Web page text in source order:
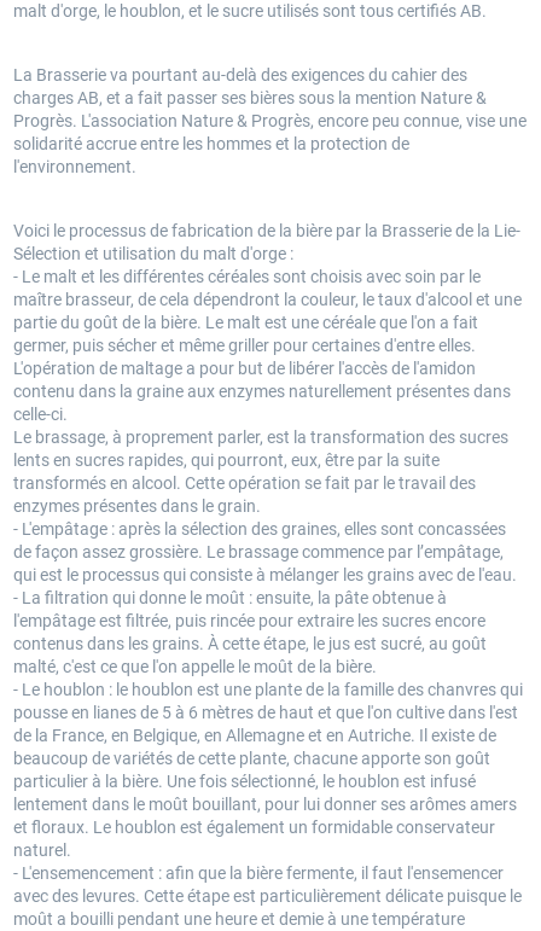
malt d'orge, le houblon, et le sucre utilisés sont tous certifiés AB.
La Brasserie va pourtant au-delà des exigences du cahier des
charges AB, et a fait passer ses bières sous la mention Nature &
Progrès. L'association Nature & Progrès, encore peu connue, vise une
solidarité accrue entre les hommes et la protection de
l'environnement.
Voici le processus de fabrication de la bière par la Brasserie de la Lie-
Sélection et utilisation du malt d'orge :
- Le malt et les différentes céréales sont choisis avec soin par le
maître brasseur, de cela dépendront la couleur, le taux d'alcool et une
partie du goût de la bière. Le malt est une céréale que l'on a fait
germer, puis sécher et même griller pour certaines d'entre elles.
L'opération de maltage a pour but de libérer l'accès de l'amidon
contenu dans la graine aux enzymes naturellement présentes dans
celle-ci.
Le brassage, à proprement parler, est la transformation des sucres
lents en sucres rapides, qui pourront, eux, être par la suite
transformés en alcool. Cette opération se fait par le travail des
enzymes présentes dans le grain.
- L'empâtage : après la sélection des graines, elles sont concassées
de façon assez grossière. Le brassage commence par l’empâtage,
qui est le processus qui consiste à mélanger les grains avec de l'eau.
- La filtration qui donne le moût : ensuite, la pâte obtenue à
l'empâtage est filtrée, puis rincée pour extraire les sucres encore
contenus dans les grains.Àcette étape, le jus est sucré, au goût
malté, c'est ce que l'on appelle le moût de la bière.
- Le houblon : le houblon est une plante de la famille des chanvres qui
pousse en lianes de 5 à 6 mètres de haut et que l'on cultive dans l'est
de la France, en Belgique, en Allemagne et en Autriche. Il existe de
beaucoup de variétés de cette plante, chacune apporte son goût
particulier à la bière. Une fois sélectionné, le houblon est infusé
lentement dans le moût bouillant, pour lui donner ses arômes amers
et floraux. Le houblon est également un formidable conservateur
naturel.
- L'ensemencement : afin que la bière fermente, il faut l'ensemencer
avec des levures. Cette étape est particulièrement délicate puisque le
moût a bouilli pendant une heure et demie à une température